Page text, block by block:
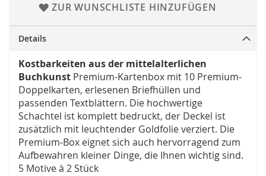
ZUR WUNSCHLISTE HINZUFÜGEN
Details
Kostbarkeiten aus der mittelalterlichen
Buchkunst Premium-Kartenbox mit 10 Premium-
Doppelkarten, erlesenen Briefhüllen und
passenden Textblättern. Die hochwertige
Schachtel ist komplett bedruckt, der Deckel ist
zusätzlich mit leuchtender Goldfolie verziert. Die
Premium-Box eignet sich auch hervorragend zum
Aufbewahren kleiner Dinge, die Ihnen wichtig sind.
5 Motive à 2 Stück